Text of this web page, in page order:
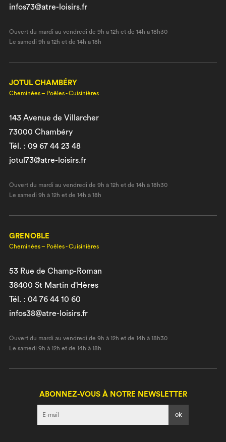
infos73@atre-loisirs.fr
Ouvert du mardi au vendredi de 9h à 12h et de 14h à 18h30
Le samedi 9h à 12h et de 14h à 18h
JOTUL CHAMBÉRY
Cheminées – Poêles - Cuisinières
143 Avenue de Villarcher
73000 Chambéry
Tél. : 09 67 44 23 48
jotul73@atre-loisirs.fr
Ouvert du mardi au vendredi de 9h à 12h et de 14h à 18h30
Le samedi 9h à 12h et de 14h à 18h
GRENOBLE
Cheminées – Poêles - Cuisinières
53 Rue de Champ-Roman
38400 St Martin d'Hères
Tél. : 04 76 44 10 60
infos38@atre-loisirs.fr
Ouvert du mardi au vendredi de 9h à 12h et de 14h à 18h30
Le samedi 9h à 12h et de 14h à 18h
ABONNEZ-VOUS À NOTRE NEWSLETTER
I agree terms and conditions.*